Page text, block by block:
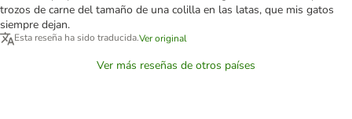
trozos de carne del tamaño de una colilla en las latas, que mis gatos
siempre dejan.
Esta reseña ha sido traducida.Ver original
Ver más reseñas de otros países